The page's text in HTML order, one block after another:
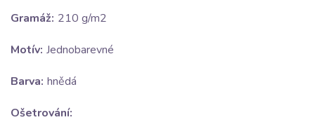
Gramáž: 210 g/m2
Motív: Jednobarevné
Barva: hnědá
Ošetrování: